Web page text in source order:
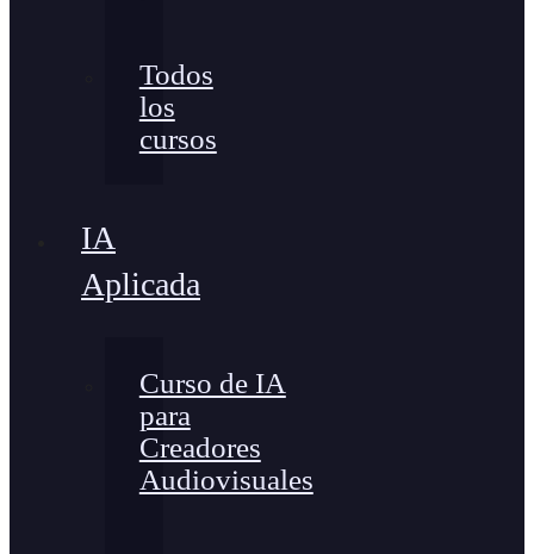
Todos
los
cursos
IA
Aplicada
Curso de IA
para
Creadores
Audiovisuales